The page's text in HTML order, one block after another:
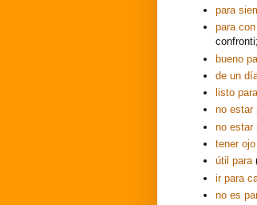
para
para con
confronti;
bueno
de un
listo para
no estar
no estar
tener
útil para
ir para
no es